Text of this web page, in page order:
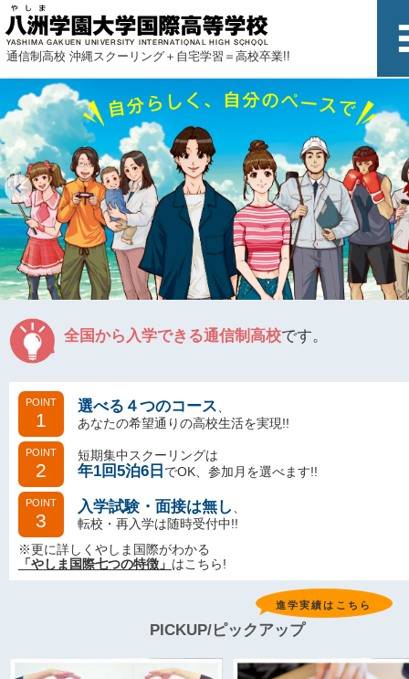
通信制高校 沖縄スクーリング＋自宅学習＝高校卒業!!
全国から入学できる通信制高校です。
POINT
1
選べる４つのコース
あなたの希望通りの高校生活を実現!!
POINT
2
短期集中スクーリングは
年1回5泊6日 でOK、参加月を選べます!!
POINT
3
入学試験・面接は無し
転校・再入学は随時受付中!!
※更に詳しくやしま国際がわかる
「やしま国際七つの特徴」 はこちら!
PICKUP/ピックアップ
進学実績はこちら